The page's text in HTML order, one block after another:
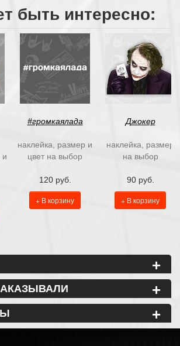
быть интересно:
и
#громкаялада
наклейка, размер и
цвет на выбор
120 руб.
+ В корзину
Джокер
наклейка, размер
на выбор
90 руб.
+ В корзину
+
+
+